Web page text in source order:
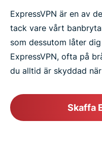
ExpressVPN är en av
tack vare vårt
som dessutom låter
ExpressVPN, ofta på
du alltid är skyddad
Skaffa